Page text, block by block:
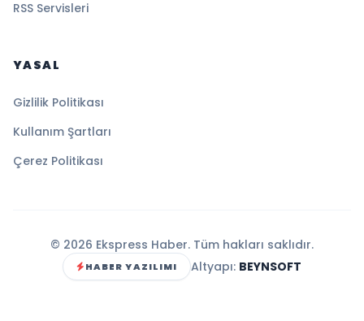
RSS Servisleri
YASAL
Gizlilik Politikası
Kullanım Şartları
Çerez Politikası
© 2026 Ekspress Haber. Tüm hakları saklıdır.
HABER YAZILIMI Altyapı: BEYNSOFT